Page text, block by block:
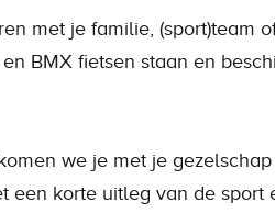
met je familie, (sport)team
BMX fietsen staan en
we je met je
een korte uitleg van de sport